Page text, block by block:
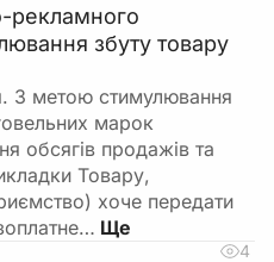
рекламного
збуту товару
З метою стимулювання
марок
обсягів продажів та
Товару,
хоче передати
4